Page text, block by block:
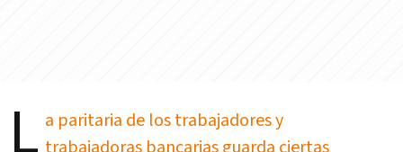
L a paritaria de los trabajadores y
trabajadoras bancarias guarda ciertas